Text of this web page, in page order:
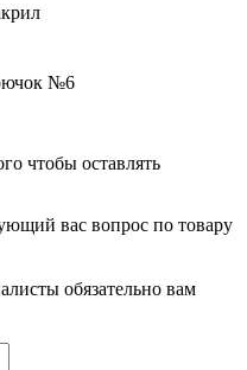
№6
чтобы оставлять
вас вопрос по товару
обязательно вам